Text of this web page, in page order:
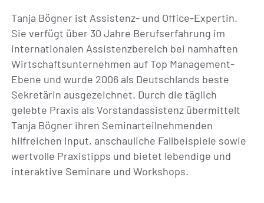
Tanja Bögner ist Assistenz- und Office-Expertin.
Sie verfügt über 30 Jahre Berufserfahrung im
internationalen Assistenzbereich bei namhaften
Wirtschaftsunternehmen auf Top Management-
Ebene und wurde 2006 als Deutschlands beste
Sekretärin ausgezeichnet. Durch die täglich
gelebte Praxis als Vorstandassistenz übermittelt
Tanja Bögner ihren Seminarteilnehmenden
hilfreichen Input, anschauliche Fallbeispiele sowie
wertvolle Praxistipps und bietet lebendige und
interaktive Seminare und Workshops.